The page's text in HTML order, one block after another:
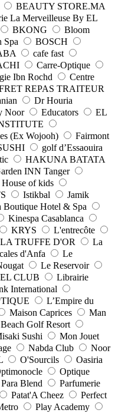
BEAUTY STORE.MA
La Merveilleuse By EL
BKONG
Bloom
Spa
BOSCH
cafe fast
Carre-Optique
Ibn Rochd
Centre
REPAS TRAITEUR
Dr Houria
Noor Educators
EL
(Ex Wojooh)
Fairmont
golf d’Essaouira
HAKUNA BATATA
INN Tanger
House of kids
Istikbal
Jamik
Boutique Hotel & Spa
Kinespa Casablanca
KRYS
L'entrecôte
LA TRUFFE D'OR
La
d'Anfa
Le
Le Reservoir
CLUB
Librairie
International
L’Empire du
Maison Caprices
Man
Golf Resort
Sushi
Mon Jouet
Nabda Club
Noor
O'Sourcils
Oasiria
Optique
Para Blend
Parfumerie
Patat'A Cheez
Perfect
Play Academy